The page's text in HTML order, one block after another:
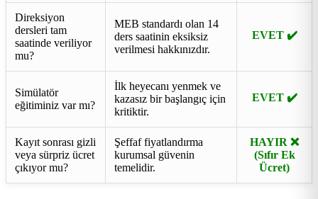
Direksiyon
dersleri tam
saatinde veriliyor
mu?
MEB standardı olan 14
ders saatinin eksiksiz
verilmesi hakkınızdır.
EVET ✔️
Simülatör
eğitiminiz var mı?
İlk heyecanı yenmek ve
kazasız bir başlangıç için
kritiktir.
EVET ✔️
Kayıt sonrası gizli
veya sürpriz ücret
çıkıyor mu?
Şeffaf fiyatlandırma
kurumsal güvenin
temelidir.
HAYIR ❌
(Sıfır Ek
Ücret)